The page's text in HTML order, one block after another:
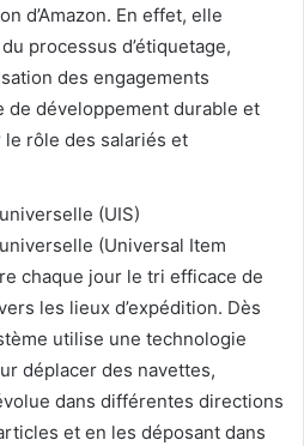
d’Amazon. En effet, elle
processus d’étiquetage,
des engagements
de développement durable et
rôle des salariés et
(UIS)
(Universal Item
chaque jour le tri efficace de
les lieux d’expédition. Dès
utilise une technologie
déplacer des navettes,
dans différentes directions
et en les déposant dans